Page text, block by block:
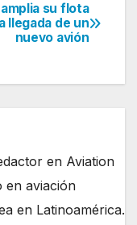
su flota
llegada de un
nuevo avión
en Aviation
en aviación
en Latinoamérica.